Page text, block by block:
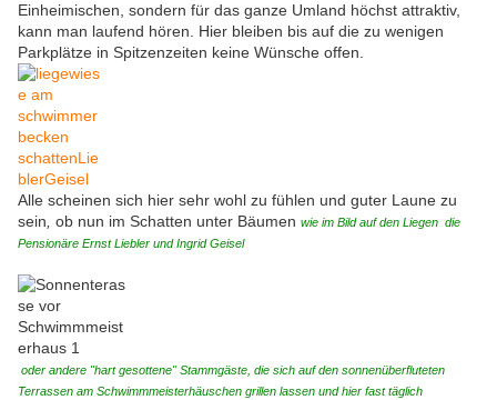
Einheimischen, sondern für das ganze Umland höchst attraktiv,
kann man laufend hören. Hier bleiben bis auf die zu wenigen
Parkplätze in Spitzenzeiten keine Wünsche offen.
Alle scheinen sich hier sehr wohl zu fühlen und guter Laune zu
sein ob nun im Schatten unter Bäumen wie im Bild auf den Liegen die
Pensionäre Ernst Liebler und Ingrid Geisel
oder andere "hart gesottene" Stammgäste, die sich auf den sonnenüberfluteten
Terrassen am Schwimmmeisterhäuschen grillen lassen und hier fasttäglich